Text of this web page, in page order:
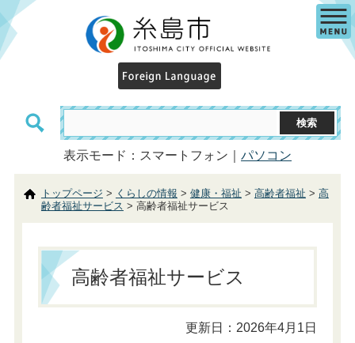
表示モード：スマートフォン｜ パソコン
トップページ > くらしの情報 > 健康・福祉 > 高齢者福祉 > 高
齢者福祉サービス > 高齢者福祉サービス
高齢者福祉サービス
更新日：2026年4月1日